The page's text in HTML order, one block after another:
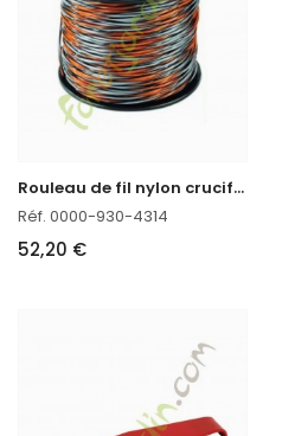
R
ouleau de fil nylon cruciforme CF3 Pro 2,7 mm - 172m Stihl
Réf. 0000-930-4314
52,20 €